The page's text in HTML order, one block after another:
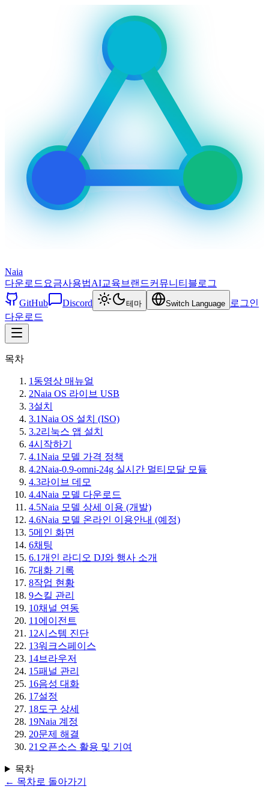
Naia
다운로드 요금사용법AI교육 브랜드커뮤니티 블로그
GitHub
Discord 테마 Switch Language
로그인
다운로드
목차
1 동영상 매뉴얼
2Naia OS 라이브 USB
3설치
3.1Naia OS 설치 (ISO)
3.2리눅스 앱 설치
4시작하기
4.1Naia 모델 가격 정책
4.2Naia-0.9-omni-24g 실시간 멀티모달 모듈
4.3라이브 데모
4.4Naia 모델 다운로드
4.5Naia 모델 상세 이용 (개발)
4.6Naia 모델 온라인 이용안내 (예정)
5메인 화면
6채팅
6.1개인 라디오 DJ와 행사 소개
7대화 기록
8작업 현황
9스킬 관리
10채널 연동
11 에이전트
12시스템 진단
13워크스페이스
14브라우저
15패널 관리
16음성 대화
17설정
18도구 상세
19Naia 계정
20문제 해결
21 오픈소스 활용 및 기여
목차
← 목차로 돌아가기